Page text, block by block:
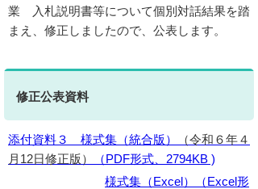
業 入札説明書等について個別対話結果を踏
まえ、修正しましたので、公表します。
修正公表資料
添付資料３ 様式集（統合版）
（令和６年４
月12日修正版）
（PDF形式、2794KB )
様式集（Excel）（Excel形